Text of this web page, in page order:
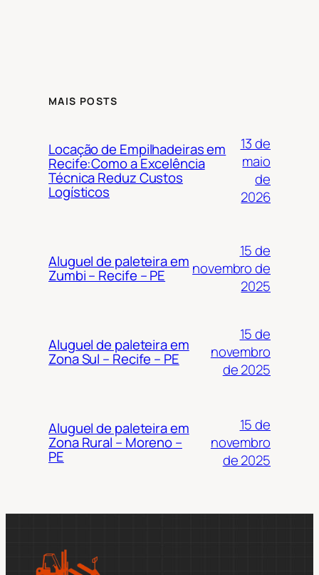
MAIS POSTS
Locação de Empilhadeiras em
Recife:Como a Excelência
Técnica Reduz Custos
Logísticos
13 de
maio
de
2026
Aluguel de paleteira em
Zumbi – Recife – PE
15 de
novembro de
2025
Aluguel de paleteira em
Zona Sul – Recife – PE
15 de
novembro
de 2025
Aluguel de paleteira em
Zona Rural – Moreno –
PE
15 de
novembro
de 2025